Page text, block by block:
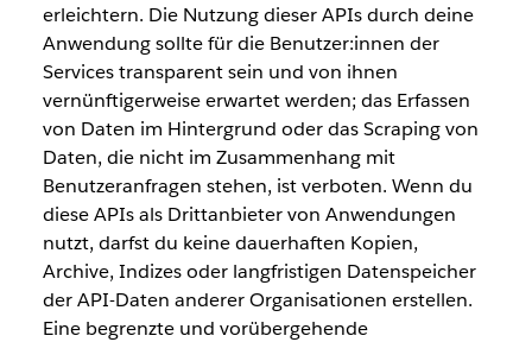
erleichtern. Die Nutzung dieser APIs durch deine
Anwendung sollte für die Benutzer:innen der
Services transparent sein und von ihnen
vernünftigerweise erwartet werden; das Erfassen
von Daten im Hintergrund oder das Scraping von
Daten, die nicht im Zusammenhang mit
Benutzeranfragen stehen, ist verboten. Wenn du
diese APIs als Drittanbieter von Anwendungen
nutzt, darfst du keine dauerhaften Kopien,
Archive, Indizes oder langfristigen Datenspeicher
der API-Daten anderer Organisationen erstellen.
Eine begrenzte und vorübergehende